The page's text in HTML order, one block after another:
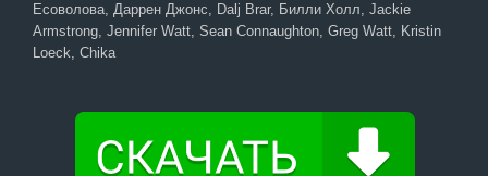
Есоволова, Даррен Джонс, Dalj Brar, Билли Холл, Jackie
Armstrong, Jennifer Watt, Sean Connaughton, Greg Watt, Kristin
Loeck, Chika